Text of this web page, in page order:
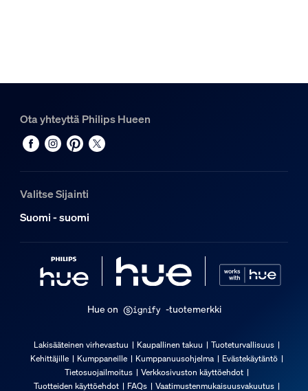
Hue Perifo-kisko 1 m
Hue Perifo straight connector -liitin
1
Ota yhteyttä Philips Hueen
Valitse Sijainti
Suomi - suomi
Hue on -tuotemerkki
Lakisääteinen virhevastuu Kaupallinen takuu
Tuoteturvallisuus
Kehittäjille
Kumppaneille Kumppanuusohjelma
Evästekäytäntö
Tietosuojailmoitus
Verkkosivuston käyttöehdot
Tuotteiden käyttöehdot
FAQs Vaatimustenmukaisuusvakuutus